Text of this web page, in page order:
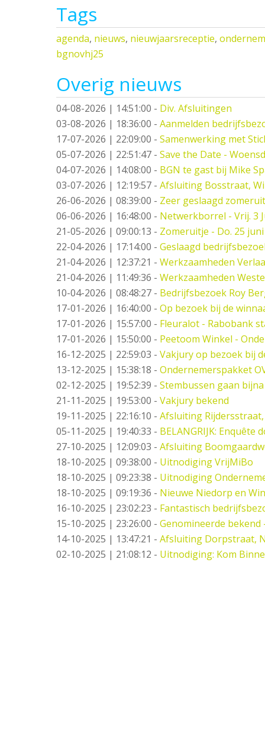
Tags
agenda, nieuws, nieuwjaarsreceptie,
bgnovhj25
Overig nieuws
04-08-2026 | 14:51:00 - Div. Afsluitingen
03-08-2026 | 18:36:00 - Aanmelden
17-07-2026 | 22:09:00 - Samenwerking met
05-07-2026 | 22:51:47 - Save the Date -
04-07-2026 | 14:08:00 - BGN te gast bij Mike
03-07-2026 | 12:19:57 - Afsluiting Bosstraat,
26-06-2026 | 08:39:00 - Zeer geslaagd
06-06-2026 | 16:48:00 - Netwerkborrel - Vrij. 3
21-05-2026 | 09:00:13 - Zomeruitje - Do. 25 juni
22-04-2026 | 17:14:00 - Geslaagd
21-04-2026 | 12:37:21 - Werkzaamheden
21-04-2026 | 11:49:36 - Werkzaamheden
10-04-2026 | 08:48:27 - Bedrijfsbezoek Roy
17-01-2026 | 16:40:00 - Op bezoek bij de
17-01-2026 | 15:57:00 - Fleuralot - Rabobank
17-01-2026 | 15:50:00 - Peetoom Winkel -
16-12-2025 | 22:59:03 - Vakjury op bezoek bij
13-12-2025 | 15:38:18 - Ondernemerspakket
02-12-2025 | 19:52:39 - Stembussen gaan
21-11-2025 | 19:53:00 - Vakjury bekend
19-11-2025 | 22:16:10 - Afsluiting
05-11-2025 | 19:40:33 - BELANGRIJK:
27-10-2025 | 12:09:03 - Afsluiting
18-10-2025 | 09:38:00 - Uitnodiging VrijMiBo
18-10-2025 | 09:23:38 - Uitnodiging
18-10-2025 | 09:19:36 - Nieuwe Niedorp en
16-10-2025 | 23:02:23 - Fantastisch
15-10-2025 | 23:26:00 - Genomineerde bekend
14-10-2025 | 13:47:21 - Afsluiting Dorpstraat,
02-10-2025 | 21:08:12 - Uitnodiging: Kom